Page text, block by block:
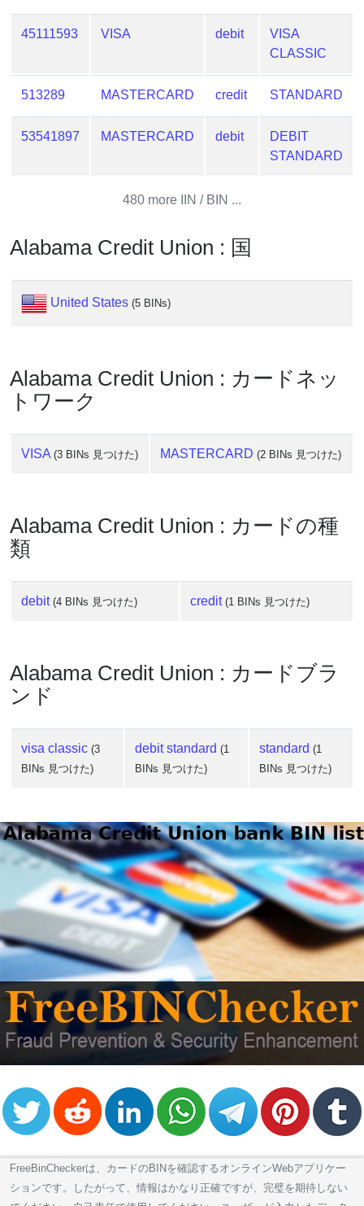
What
My
IP
Checker
/
Validator
45111593 VISA debit
VISA
CLASSIC
513289 MASTERCARD credit STANDARD
53541897 MASTERCARD debit
DEBIT
STANDARD
480 more IIN / BIN ...
Alabama Credit Union : 国
United States (5 BINs)
Alabama Credit Union : カードネッ
トワーク
VISA (3 BINs 見つけた) MASTERCARD (2 BINs 見つけた)
Alabama Credit Union : カードの種
類
debit (4 BINs 見つけた) credit (1 BINs 見つけた)
Alabama Credit Union : カードブラ
ンド
visa classic (3
BINs 見つけた)
debit standard (1
BINs 見つけた)
standard (1
BINs 見つけた)
FreeBinCheckerは、カードのBINを確認するオンラインWebアプリケー
ションです。したがって、情報はかなり正確ですが、完璧を期待しない